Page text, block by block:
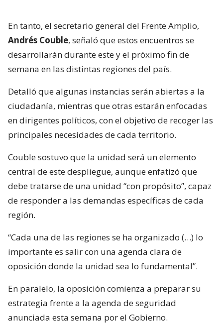
En tanto, el secretario general del Frente Amplio,
Andrés Couble, señaló que estos encuentros se
desarrollarán durante este y el próximo fin de
semana en las distintas regiones del país.
Detalló que algunas instancias serán abiertas a la
ciudadanía, mientras que otras estarán enfocadas
en dirigentes políticos, con el objetivo de recoger las
principales necesidades de cada territorio.
Couble sostuvo que la unidad será un elemento
central de este despliegue, aunque enfatizó que
debe tratarse de una unidad “con propósito”, capaz
de responder a las demandas específicas de cada
región.
“Cada una de las regiones se ha organizado (…) lo
importante es salir con una agenda clara de
oposición donde la unidad sea lo fundamental”.
En paralelo, la oposición comienza a preparar su
estrategia frente a la agenda de seguridad
anunciada esta semana por el Gobierno.